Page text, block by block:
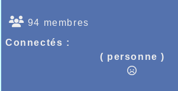
94 membres
Connectés :
( personne )